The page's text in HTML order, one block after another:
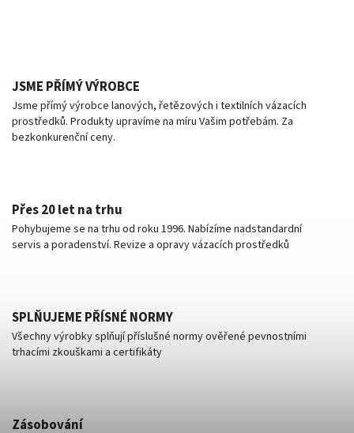
JSME PŘÍMÝ VÝROBCE
Jsme přímý výrobce lanových, řetězových i textilních vázacích
prostředků. Produkty upravíme na míru Vašim potřebám. Za
bezkonkurenční ceny.
Přes 20 let na trhu
Pohybujeme se na trhu od roku 1996. Nabízíme nadstandardní
servis a poradenství. Revize a opravy vázacích prostředků
SPLŇUJEME PŘÍSNÉ NORMY
Všechny výrobky splňují příslušné normy ověřené pevnostními
trhacími zkouškami a certifikáty
Zásobování